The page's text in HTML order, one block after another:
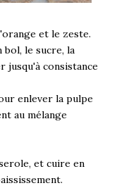
et le zeste.
bol, le sucre, la
jusqu'à consistance
enlever la pulpe
au mélange
et cuire en